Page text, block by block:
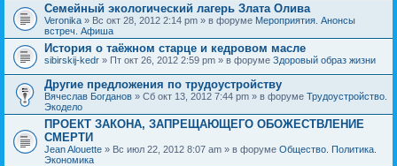
Семейный экологический лагерь Злата Олива
Veronika » Вс окт 28, 2012 2:14 pm » в форуме Мероприятия. Анонсы
встреч. Афиша
История о таёжном старце и кедровом масле
sibirskij-kedr » Пт окт 26, 2012 2:59 pm » в форуме Здоровый образ жизни
Другие предложения по трудоустройству
Вячеслав Богданов » Сб окт 13, 2012 7:44 pm » в форуме Трудоустройство.
Экодело
ПРОЕКТ ЗАКОНА, ЗАПРЕЩАЮЩЕГО ОБОЖЕСТВЛЕНИЕ
СМЕРТИ
Jean Alouette » Вс июл 22, 2012 8:07 am » в форуме Общество. Политика.
Экономика